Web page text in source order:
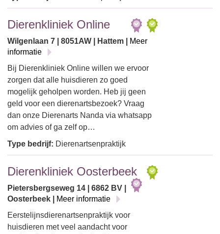
Dierenkliniek Online
Wilgenlaan 7 | 8051AW | Hattem |
Meer
informatie
Bij Dierenkliniek Online willen we ervoor
zorgen dat alle huisdieren zo goed
mogelijk geholpen worden. Heb jij geen
geld voor een dierenartsbezoek? Vraag
dan onze Dierenarts Nanda via whatsapp
om advies of ga zelf op…
Type bedrijf: Dierenartsenpraktijk
Dierenkliniek Oosterbeek
Pietersbergseweg 14 | 6862 BV |
Oosterbeek |
Meer informatie
Eerstelijnsdierenartsenpraktijk voor
huisdieren met veel aandacht voor